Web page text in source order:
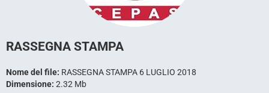
RASSEGNA STAMPA
Nome del file: RASSEGNA STAMPA 6 LUGLIO 2018
Dimensione: 2.32 Mb